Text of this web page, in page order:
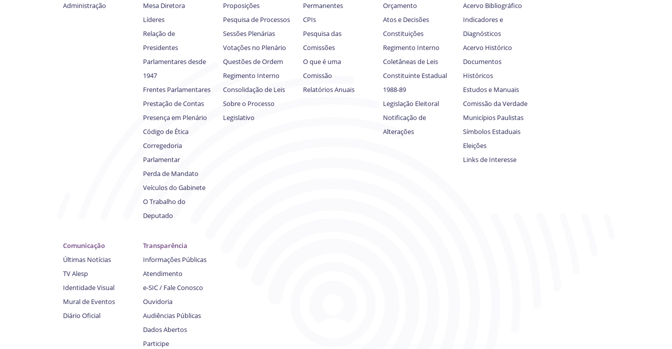
Administração
Mesa Diretora
Líderes
Relação de
Presidentes
Parlamentares desde
1947
Frentes Parlamentares
Prestação de Contas
Presença em Plenário
Código de Ética
Corregedoria
Parlamentar
Perda de Mandato
Veículos do Gabinete
O Trabalho do
Deputado
Proposições
Pesquisa de Processos
Sessões Plenárias
Votações no Plenário
Questões de Ordem
Regimento Interno
Consolidação de Leis
Sobre o Processo
Legislativo
Permanentes
CPIs
Pesquisa das
Comissões
O que é uma
Comissão
Relatórios Anuais
Orçamento
Atos e Decisões
Constituições
Regimento Interno
Coletâneas de Leis
Constituinte Estadual
1988-89
Legislação Eleitoral
Notificação de
Alterações
Acervo Bibliográfico
Indicadores e
Diagnósticos
Acervo Histórico
Documentos
Históricos
Estudos e Manuais
Comissão da Verdade
Municípios Paulistas
Símbolos Estaduais
Eleições
Links de Interesse
Comunicação
Últimas Notícias
TV Alesp
Identidade Visual
Mural de Eventos
Diário Oficial
Transparência
Informações Públicas
Atendimento
e-SIC / Fale Conosco
Ouvidoria
Audiências Públicas
Dados Abertos
Participe